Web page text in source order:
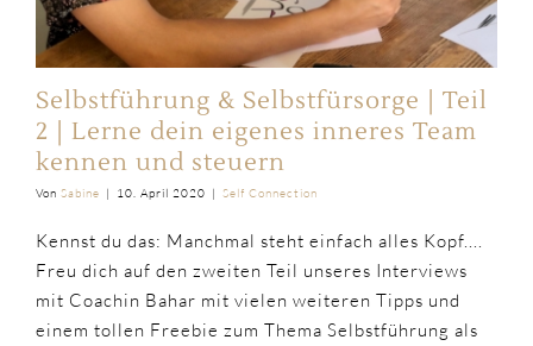
Selbstführung & Selbstfürsorge | Teil
2 | Lerne dein eigenes inneres Team
kennen und steuern
Von Sabine | 10. April 2020 | Self Connection
Kennst du das: Manchmal steht einfach alles Kopf....
Freu dich auf den zweiten Teil unseres Interviews
mit Coachin Bahar mit vielen weiteren Tipps und
einem tollen Freebie zum Thema Selbstführung als